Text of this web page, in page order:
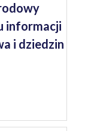
informacji
i dziedzin